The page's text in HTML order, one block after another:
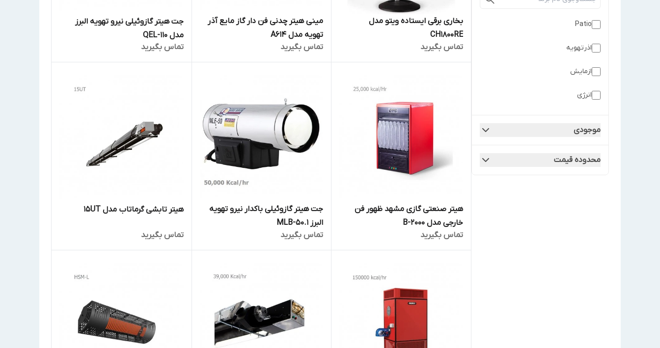
Patio
اذرتهویه
ازمایش
انرژی
شوانک
موجودی
محدوده قیمت
بخاری برقی ایستاده ویتو مدل
CH1800RE
تماس بگیرید
مینی هیتر چدنی فن دار گاز مایع آذر
تهویه مدل A614
تماس بگیرید
جت هیتر گازوئیلی نیرو تهویه البرز
مدل QEL-110
تماس بگیرید
هیتر صنعتی گازی مشهد ظهور فن
خارجی مدل B-2000
تماس بگیرید
جت هیتر گازوئیلی باکدار نیرو تهویه
البرز MLB-50.1
تماس بگیرید
هیتر تابشی گرماتاب مدل 15UT
تماس بگیرید